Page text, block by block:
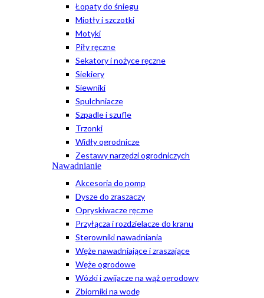
Łopaty do śniegu
Miotły i szczotki
Motyki
Piły ręczne
Sekatory i nożyce ręczne
Siekiery
Siewniki
Spulchniacze
Szpadle i szufle
Trzonki
Widły ogrodnicze
Zestawy narzędzi ogrodniczych
Nawadnianie
Akcesoria do pomp
Dysze do zraszaczy
Opryskiwacze ręczne
Przyłącza i rozdzielacze do kranu
Sterowniki nawadniania
Węże nawadniające i zraszające
Węże ogrodowe
Wózki i zwijacze na wąż ogrodowy
Zbiorniki na wodę